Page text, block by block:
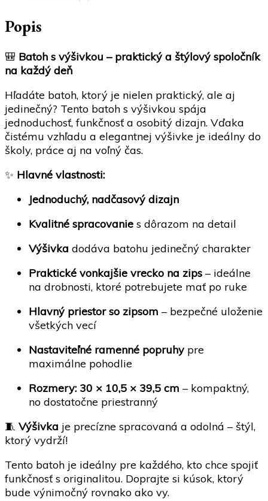
Popis
🎒 Batoh s výšivkou – praktický a štýlový spoločník
na každý deň
Hľadáte batoh, ktorý je nielen praktický, ale aj
jedinečný? Tento batoh s výšivkou spája
jednoduchosť, funkčnosť a osobitý dizajn. Vďaka
čistému vzhľadu a elegantnej výšivke je ideálny do
školy, práce aj na voľný čas.
✨ Hlavné vlastnosti:
Jednoduchý, nadčasový dizajn
Kvalitné spracovanie s dôrazom na detail
Výšivka dodáva batohu jedinečný charakter
Praktické vonkajšie vrecko na zips – ideálne
na drobnosti, ktoré potrebujete mať po ruke
Hlavný priestor so zipsom – bezpečné uloženie
všetkých vecí
Nastaviteľné ramenné popruhypre
maximálne pohodlie
Rozmery: 30 × 10,5 × 39,5 cm – kompaktný,
no dostatočne priestranný
🧵 Výšivka je precízne spracovaná a odolná – štýl,
ktorý vydrží!
Tento batoh je ideálny pre každého, kto chce spojiť
funkčnosť s originalitou. Doprajte si kúsok, ktorý
bude výnimočný rovnako ako vy.